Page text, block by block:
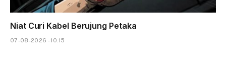
Niat Curi Kabel Berujung Petaka
07-08-2026 - 10.15